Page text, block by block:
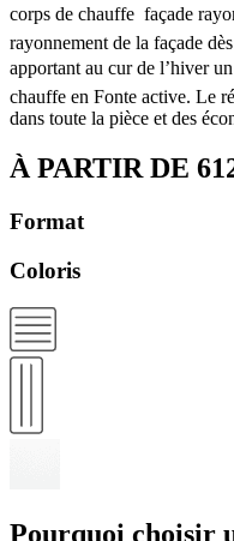
corps de chauffe  façade
rayonnement de la façade
apportant au cur de l’hiver
chauffe en Fonte active. Le
dans toute la pièce et des
À PARTIR DE
Format
Coloris
Pourquoi choisir